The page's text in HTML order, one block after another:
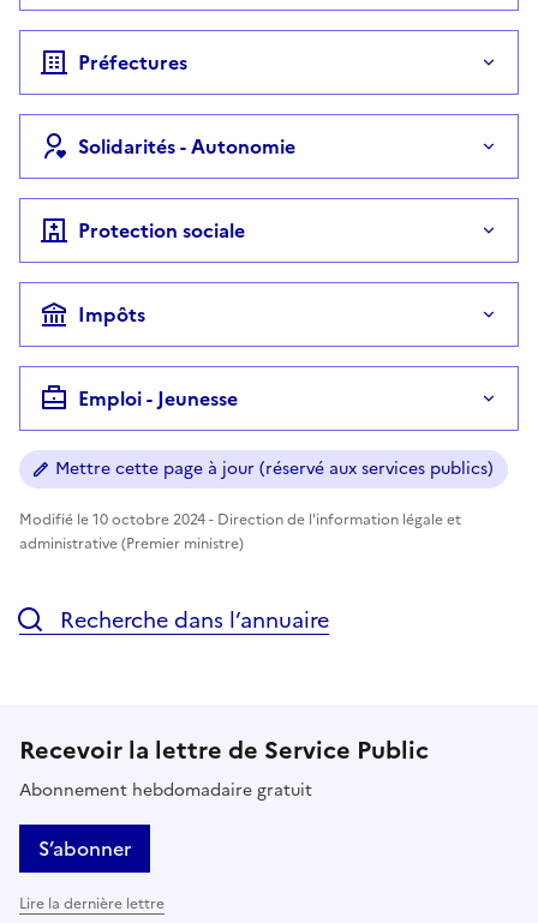
Préfectures
Solidarités - Autonomie
Protection sociale
Impôts
Emploi - Jeunesse
Mettre cette page à jour (réservé aux services publics)
Modifié le 10 octobre 2024 - Direction de l'information légale et
administrative (Premier ministre)
Recherche dans l’annuaire
Recevoir la lettre de Service Public
Abonnement hebdomadaire gratuit
S’abonner
Lire la dernière lettre